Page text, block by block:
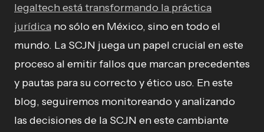
legaltech está transformando la práctica
jurídica no sólo en México, sino en todo el
mundo. La SCJN juega un papel crucial en este
proceso al emitir fallos que marcan precedentes
y pautas para su correcto y ético uso. En este
blog, seguiremos monitoreando y analizando
las decisiones de la SCJN en este cambiante